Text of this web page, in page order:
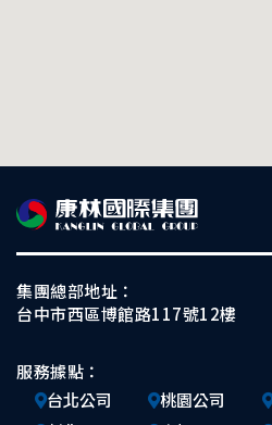
集團總部地址：
台中市西區博館路117號12樓
服務據點：
台北公司
桃園公司